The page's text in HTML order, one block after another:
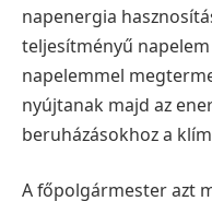
napenergia
teljesítményű
napelemmel
nyújtanak majd az
beruházásokhoz a
A főpolgármester azt